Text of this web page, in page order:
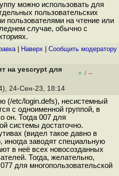
можно использовать для
пользовательских
пользователями на чтение или
случае, обычно с
| Наверх Cообщить модератору
на yescrypt для
+ / –
24-Сен-23, 18:14
(/etc/login.defs), несистемный
с одноименной группой, в
он. Тогда 007 для
системы достаточно.
(видел такое давно в
иногда заводят специальную
в неё всех новосозданных
Тогда, желательно,
для многопользовательской